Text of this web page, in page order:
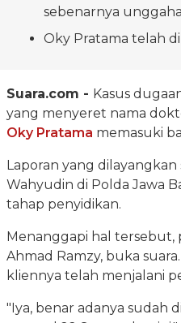
sebenarnya
Oky Pratama telah
Suara.com - Kasus
yang menyeret nama
Oky Pratama memasuki
Laporan yang dilayangkan
Wahyudin di Polda Jawa
tahap penyidikan.
Menanggapi hal tersebut,
Ahmad Ramzy, buka
kliennya telah menjalani
"Iya, benar adanya sudah